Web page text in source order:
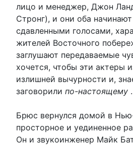
лицо и менеджер, Джон
Стронг), и они оба начинают
сдавленными голосами,
жителей Восточного
заглушают передаваемые
хочется, чтобы эти актеры
излишней вычурности и,
заговорили по-настоящему .
Брюс вернулся домой в
просторное и уединенное
Он и звукоинженер Майк